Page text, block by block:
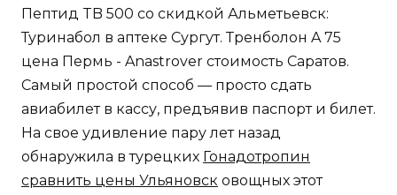
Пептид TB 500 со скидкой Альметьевск:
Туринабол в аптеке Сургут. Тренболон A 75
цена Пермь - Anastrover стоимость Саратов.
Самый простой способ — просто сдать
авиабилет в кассу, предъявив паспорт и билет.
На свое удивление пару лет назад
обнаружила в турецких Гонадотропин
сравнить цены Ульяновск овощных этот